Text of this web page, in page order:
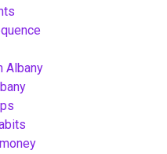
Albany